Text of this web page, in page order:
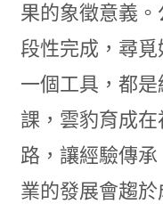
果的象徵意義
段性完成，尋
一個工具，都
課，雲豹育成
路，讓經驗傳
業的發展會趨於